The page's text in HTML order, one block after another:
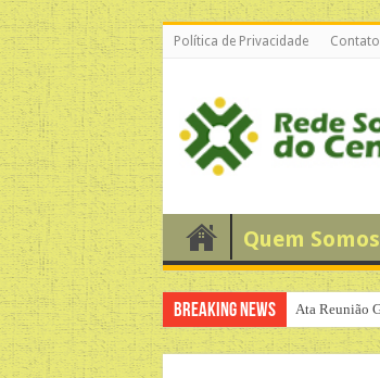
Política de Privacidade Contato
Quem Somos
Breaking News Ata Reunião